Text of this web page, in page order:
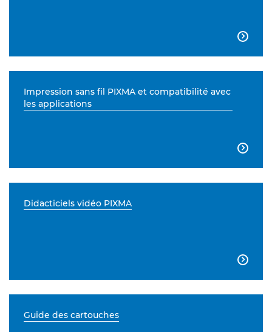

Impression sans fil PIXMA et compatibilité avec
les applications

Didacticiels vidéo PIXMA

Guide des cartouches